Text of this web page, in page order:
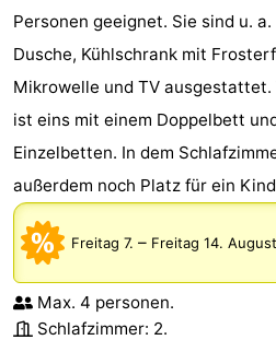
Personen geeignet. Sie sind u.
Dusche, Kühlschrank mit
Mikrowelle und TV ausgestattet.
ist eins mit einem Doppelbett
Einzelbetten. In dem
außerdem noch Platz für ein
Freitag 7. – Freitag 14.
Max. 4 personen.
Schlafzimmer: 2.